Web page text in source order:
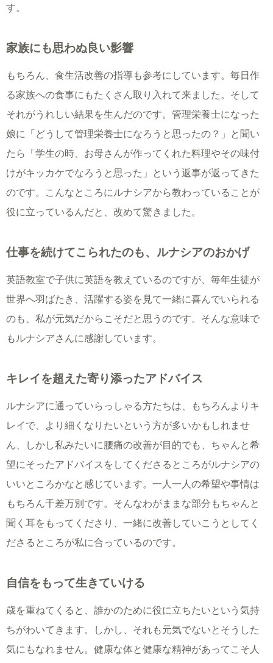
す。
家族にも思わぬ良い影響
もちろん、食生活改善の指導も参考にしています。毎日作
る家族への食事にもたくさん取り入れて来ました。そして
それがうれしい結果を生んだのです。管理栄養士になった
娘に「どうして管理栄養士になろうと思ったの？」と聞い
たら「学生の時、お母さんが作ってくれた料理やその味付
けがキッカケでなろうと思った」という返事が返ってきた
のです。こんなところにルナシアから教わっていることが
役に立っているんだと、改めて驚きました。
仕事を続けてこられたのも、ルナシアのおかげ
英語教室で子供に英語を教えているのですが、毎年生徒が
世界へ羽ばたき、活躍する姿を見て一緒に喜んでいられる
のも、私が元気だからこそだと思うのです。そんな意味で
もルナシアさんに感謝しています。
キレイを超えた寄り添ったアドバイス
ルナシアに通っていらっしゃる方たちは、もちろんよりキ
レイで、より細くなりたいという方が多いかもしれませ
ん、しかし私みたいに腰痛の改善が目的でも、ちゃんと希
望にそったアドバイスをしてくださるところがルナシアの
いいところかなと感じています。一人一人の希望や事情は
もちろん千差万別です。そんなわがままな部分もちゃんと
聞く耳をもってくださり、一緒に改善していこうとしてく
ださるところが私に合っているのです。
自信をもって生きていける
歳を重ねてくると、誰かのために役に立ちたいという気持
ちがわいてきます。しかし、それも元気でないとそうした
気にもなれません。健康な体と健康な精神があってこそ人